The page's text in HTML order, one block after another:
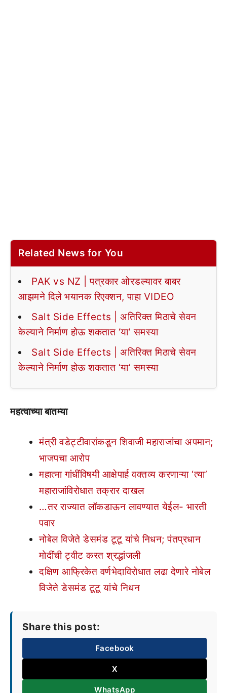
Related News for You
PAK vs NZ | पत्रकार ओरडल्यावर बाबर
आझमने दिले भयानक रिएक्शन, पाहा VIDEO
Salt Side Effects | अतिरिक्त मिठाचे सेवन
केल्याने निर्माण होऊ शकतात ‘या’ समस्या
Salt Side Effects | अतिरिक्त मिठाचे सेवन
केल्याने निर्माण होऊ शकतात ‘या’ समस्या
महत्वाच्या बातम्या
मंत्री वडेट्टीवारांकडून शिवाजी महाराजांचा अपमान;
भाजपचा आरोप
महात्मा गांधींविषयी आक्षेपार्ह वक्तव्य करणाऱ्या ‘त्या’
महाराजांविरोधात तक्रार दाखल
…तर राज्यात लॉकडाऊन लावण्यात येईल- भारती
पवार
नोबेल विजेते डेसमंड टूटू यांचे निधन; पंतप्रधान
मोदींची ट्वीट करत श्रद्धांजली
दक्षिण आफ्रिकेत वर्णभेदाविरोधात लढा देणारे नोबेल
विजेते डेसमंड टूटू यांचे निधन
Share this post:
Facebook
X
WhatsApp